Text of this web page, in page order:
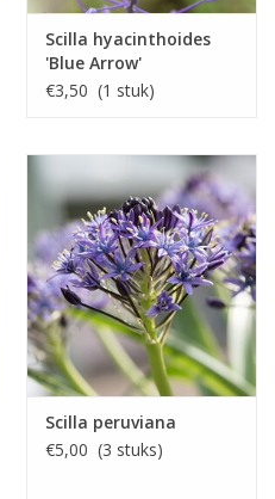
Scilla hyacinthoides
'Blue Arrow'
€3,50 (1 stuk)
Scilla peruviana
€5,00 (3 stuks)